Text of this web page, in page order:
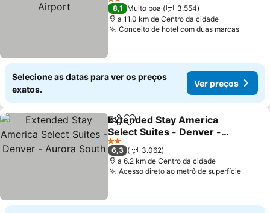
2 Estrelas
8,1 Muito boa
3.554
a 11.0 km de Centro da cidade
Conceito de hotel com duas marcas
Selecione as datas para ver os preços
exatos.
Ver preços
PartilharAdicionar aos favoritos
Extended Stay America
Select Suites - Denver -
Aurora South
2 Estrelas
6,3
3.062
a 6.2 km de Centro da cidade
Acesso direto ao metrô de superfície